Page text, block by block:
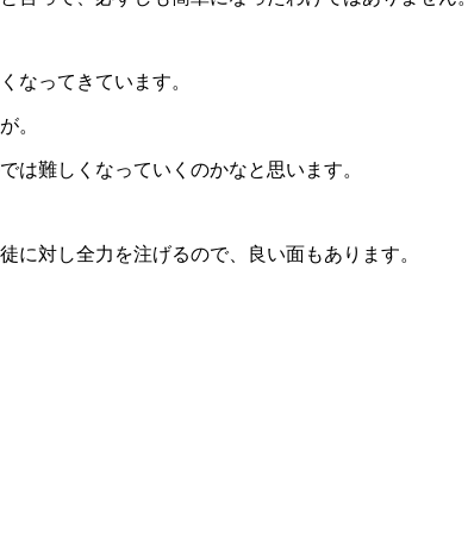
なってきています。
。
は難しくなっていくのかなと思います。
に対し全力を注げるので、良い面もあります。